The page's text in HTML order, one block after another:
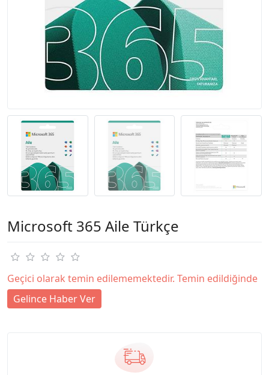
Microsoft 365 Aile Türkçe
Geçici olarak temin edilememektedir. Temin edildiğinde
Gelince Haber Ver